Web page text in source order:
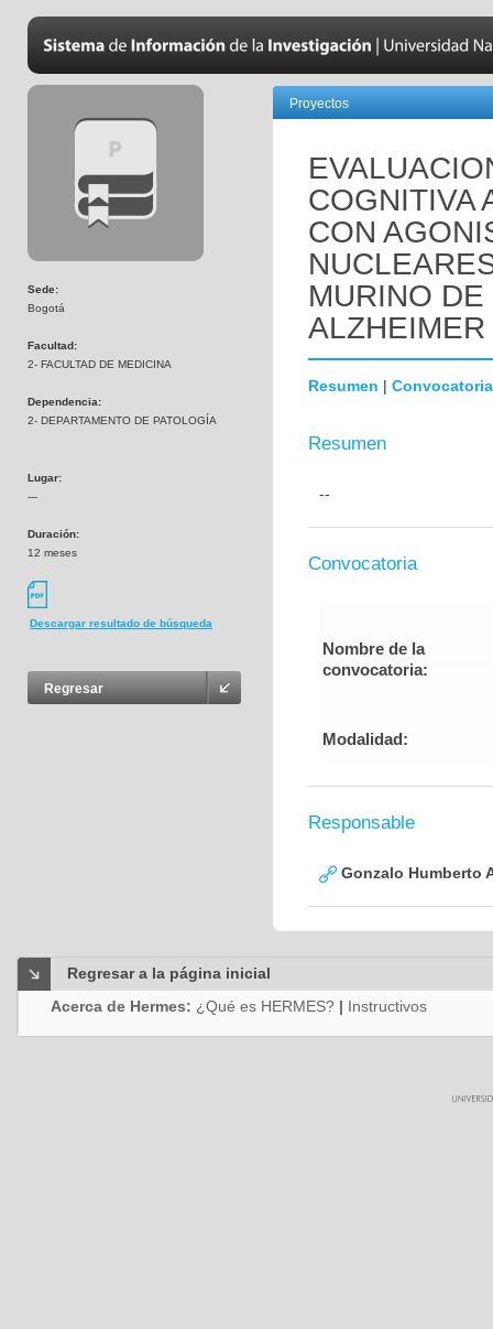
Sede:
Bogotá
Facultad:
2- FACULTAD DE MEDICINA
Dependencia:
2- DEPARTAMENTO DE PATOLOGÍA
Lugar:
---
Duración:
12 meses
Descargar resultado de búsqueda
Regresar
Proyectos
COGNITIVA
CON
MURINO
Resumen | Convocatoria
Resumen
--
Convocatoria
Nombre de la
convocatoria:
Modalidad:
Responsable
Gonzalo Humberto
Regresar a la página inicial
Acerca de Hermes: ¿Qué es HERMES? | Instructivos